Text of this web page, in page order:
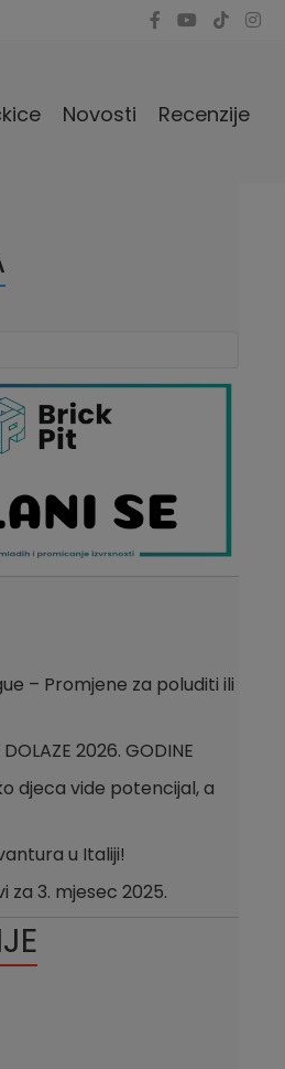
Novosti Recenzije
– Promjene za poluditi ili
2026. GODINE
djeca vide potencijal, a
u Italiji!
za 3. mjesec 2025.